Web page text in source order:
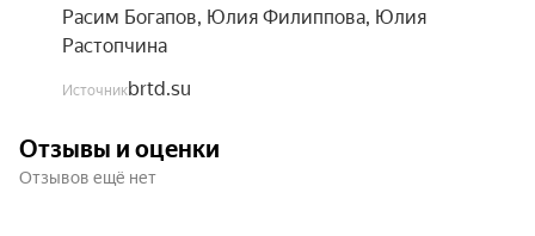
будете вспоминать с любовью своих питомцев,
которые остались дома, а потом обязательно им
расскажете про храброго Бенджамина!
Расим Богапов, Юлия Филиппова, Юлия
Растопчина
Источникbrtd.su
Отзывы и оценки
Отзывов ещё нет